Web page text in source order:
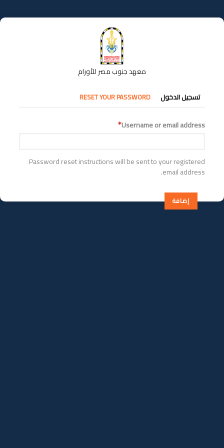
إلى
المحتوى
معهد جنوب مصر للأورام
التبويبات
الأساسية
تسجيل الدخول RESET YOUR PASSWORD
Username or email address
Password reset instructions will be sent to your registered
email address.